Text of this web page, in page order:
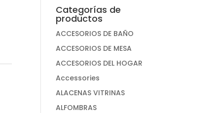
Categorías de
productos
ACCESORIOS DE BAÑO
ACCESORIOS DE MESA
ACCESORIOS DEL HOGAR
Accessories
ALACENAS VITRINAS
ALFOMBRAS